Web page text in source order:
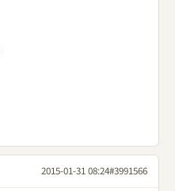
2015-01-31 08:24#3991566